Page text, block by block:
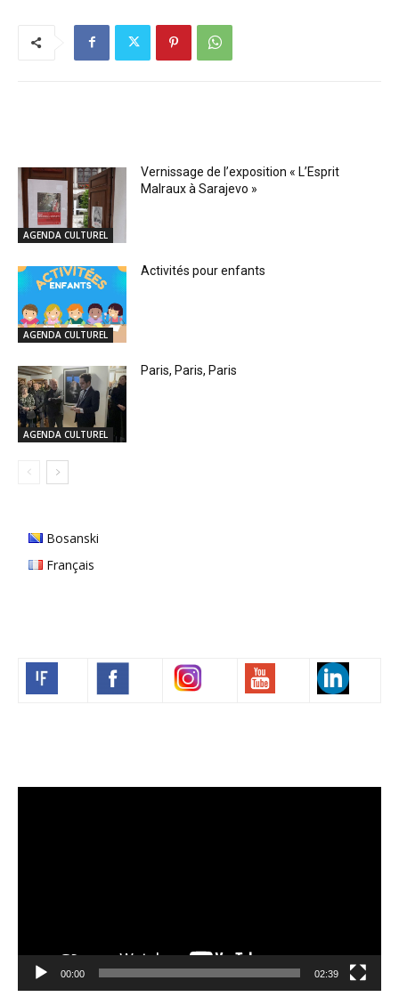
AGENDA CULTUREL
Vernissage de l’exposition « L’Esprit
Malraux à Sarajevo »
AGENDA CULTUREL
Activités pour enfants
AGENDA CULTUREL
Paris, Paris, Paris
Bosanski
Français
00:00 02:39